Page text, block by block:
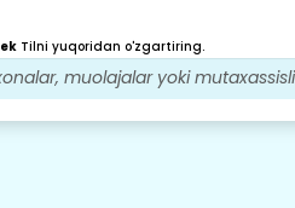
Tilni yuqoridan o'zgartiring.